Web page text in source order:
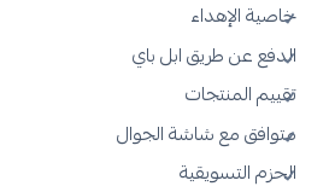
خاصية الإهداء
الدفع عن طريق ابل باي
تقييم المنتجات
متوافق مع شاشة الجوال
الحزم التسويقية